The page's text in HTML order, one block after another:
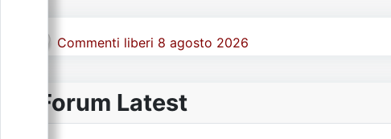
Commenti liberi 8 agosto 2026
Forum Latest